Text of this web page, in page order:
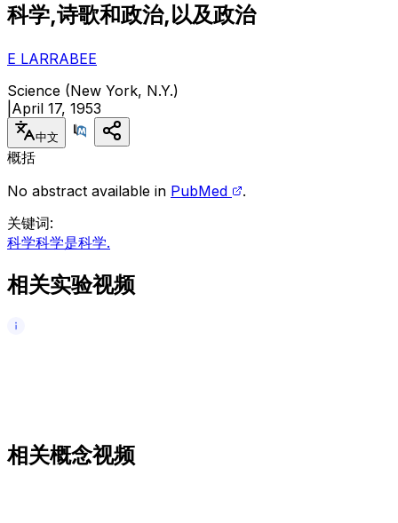
科学,诗歌和政治,以及政治
E LARRABEE
Science (New York, N.Y.)
April 17, 1953
中文
概括
No abstract available in PubMed
.
关键词:
科学科学是科学.
相关实验视频
相关概念视频